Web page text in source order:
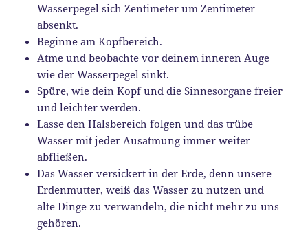
Wasserpegel sich Zentimeter um Zentimeter
absenkt.
Beginne am Kopfbereich.
Atme und beobachte vor deinem inneren Auge
wie der Wasserpegel sinkt.
Spüre, wie dein Kopf und die Sinnesorgane freier
und leichter werden.
Lasse den Halsbereich folgen und das trübe
Wasser mit jeder Ausatmung immer weiter
abfließen.
Das Wasser versickert in der Erde, denn unsere
Erdenmutter, weiß das Wasser zu nutzen und
alte Dinge zu verwandeln, die nicht mehr zu uns
gehören.